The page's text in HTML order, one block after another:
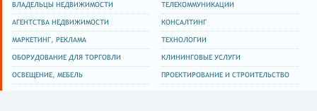
ВЛАДЕЛЬЦЫ НЕДВИЖИМОСТИ ТЕЛЕКОММУНИКАЦИИ
АГЕНТСТВА НЕДВИЖИМОСТИ КОНСАЛТИНГ
МАРКЕТИНГ, РЕКЛАМА ТЕХНОЛОГИИ
ОБОРУДОВАНИЕ ДЛЯ ТОРГОВЛИ КЛИНИНГОВЫЕ УСЛУГИ
ОСВЕЩЕНИЕ, МЕБЕЛЬ ПРОЕКТИРОВАНИЕ И СТРОИТЕЛЬСТВО